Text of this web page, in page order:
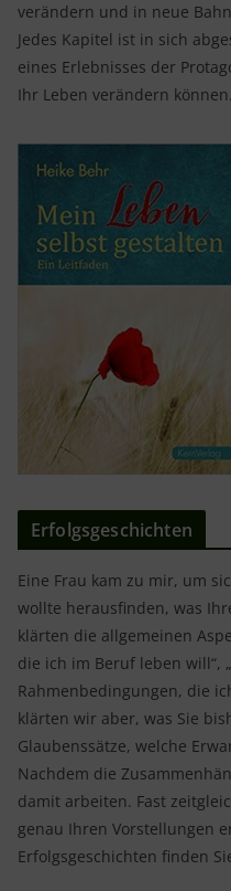
verändern und in neue
Jedes Kapitel ist in sich
eines Erlebnisses der
Ihr Leben verändern können.
Erfolgsgeschichten
Eine Frau kam zu mir, um
wollte herausfinden, was
klärten die allgemeinen
die ich im Beruf leben will“,
Rahmenbedingungen, die
klärten wir aber, was Sie
Glaubenssätze, welche
Nachdem die
damit arbeiten. Fast
genau Ihren Vorstellungen
Erfolgsgeschichten finden